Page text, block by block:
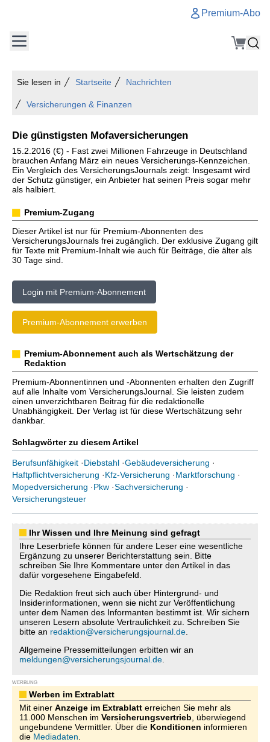
Premium-Abo
Sie lesen in Startseite Nachrichten
Versicherungen & Finanzen
Die günstigsten Mofaversicherungen
15.2.2016 (€) - Fast zwei Millionen Fahrzeuge in Deutschland
brauchen Anfang März ein neues Versicherungs-Kennzeichen.
Ein Vergleich des VersicherungsJournals zeigt: Insgesamt wird
der Schutz günstiger, ein Anbieter hat seinen Preis sogar mehr
als halbiert.
Premium-Zugang
Dieser Artikel ist nur für Premium-Abonnenten des
VersicherungsJournals frei zugänglich. Der exklusive Zugang gilt
für Texte mit Premium-Inhalt wie auch für Beiträge, die älter als
30 Tage sind.
Login mit Premium-Abonnement
Premium-Abonnement erwerben
Premium-Abonnement auch als Wertschätzung der
Redaktion
Premium-Abonnentinnen und -Abonnenten erhalten den Zugriff
auf alle Inhalte vom VersicherungsJournal. Sie leisten zudem
einen unverzichtbaren Beitrag für die redaktionelle
Unabhängigkeit. Der Verlag ist für diese Wertschätzung sehr
dankbar.
Schlagwörter zu diesem Artikel
Berufsunfähigkeit ·Diebstahl ·Gebäudeversicherung ·
Haftpflichtversicherung ·Kfz-Versicherung ·Marktforschung ·
Mopedversicherung ·Pkw ·Sachversicherung ·
Versicherungsteuer
Ihr Wissen und Ihre Meinung sind gefragt
Ihre Leserbriefe können für andere Leser eine wesentliche
Ergänzung zu unserer Berichterstattung sein. Bitte
schreiben Sie Ihre Kommentare unter den Artikel in das
dafür vorgesehene Eingabefeld.
Die Redaktion freut sich auch über Hintergrund- und
Insiderinformationen, wenn sie nicht zur Veröffentlichung
unter dem Namen des Informanten bestimmt ist. Wir sichern
unseren Lesern absolute Vertraulichkeit zu. Schreiben Sie
bitte an redaktion@versicherungsjournal.de
Allgemeine Pressemitteilungen erbitten wir an
meldungen@versicherungsjournal.de
WERBUNG
Werben im Extrablatt
Mit einer Anzeige im Extrablatt erreichen Sie mehr als
11.000 Menschen im Versicherungsvertrieb , überwiegend
ungebundene Vermittler. Über die Konditionen informieren
die Mediadaten